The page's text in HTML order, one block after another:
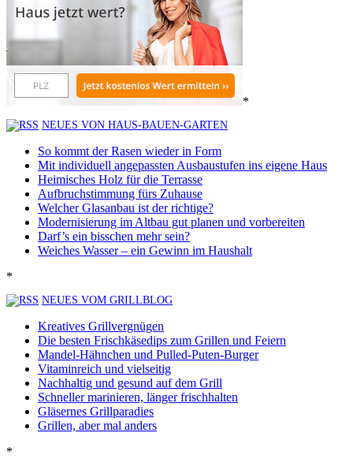
*
NEUES VON HAUS-BAUEN-GARTEN
So kommt der Rasen wieder in Form
Mit individuell angepassten Ausbaustufen ins eigene Haus
Heimisches Holz für die Terrasse
Aufbruchstimmung fürs Zuhause
Welcher Glasanbau ist der richtige?
Modernisierung im Altbau gut planen und vorbereiten
Darf’s ein bisschen mehr sein?
Weiches Wasser – ein Gewinn im Haushalt
*
NEUES VOM GRILLBLOG
Kreatives Grillvergnügen
Die besten Frischkäsedips zum Grillen und Feiern
Mandel-Hähnchen und Pulled-Puten-Burger
Vitaminreich und vielseitig
Nachhaltig und gesund auf dem Grill
Schneller marinieren, länger frischhalten
Gläsernes Grillparadies
Grillen, aber mal anders
*